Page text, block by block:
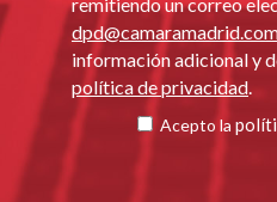
información adicional y
política de privacidad
Acepto la